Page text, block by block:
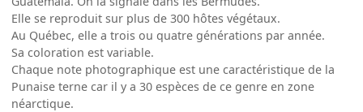
Elle se reproduit sur plus de 300 hôtes végétaux.
Au Québec, elle a trois ou quatre générations par année.
Sa coloration est variable.
Chaque note photographique est une caractéristique de la
Punaise terne car il y a 30 espèces de ce genre en zone
néarctique.